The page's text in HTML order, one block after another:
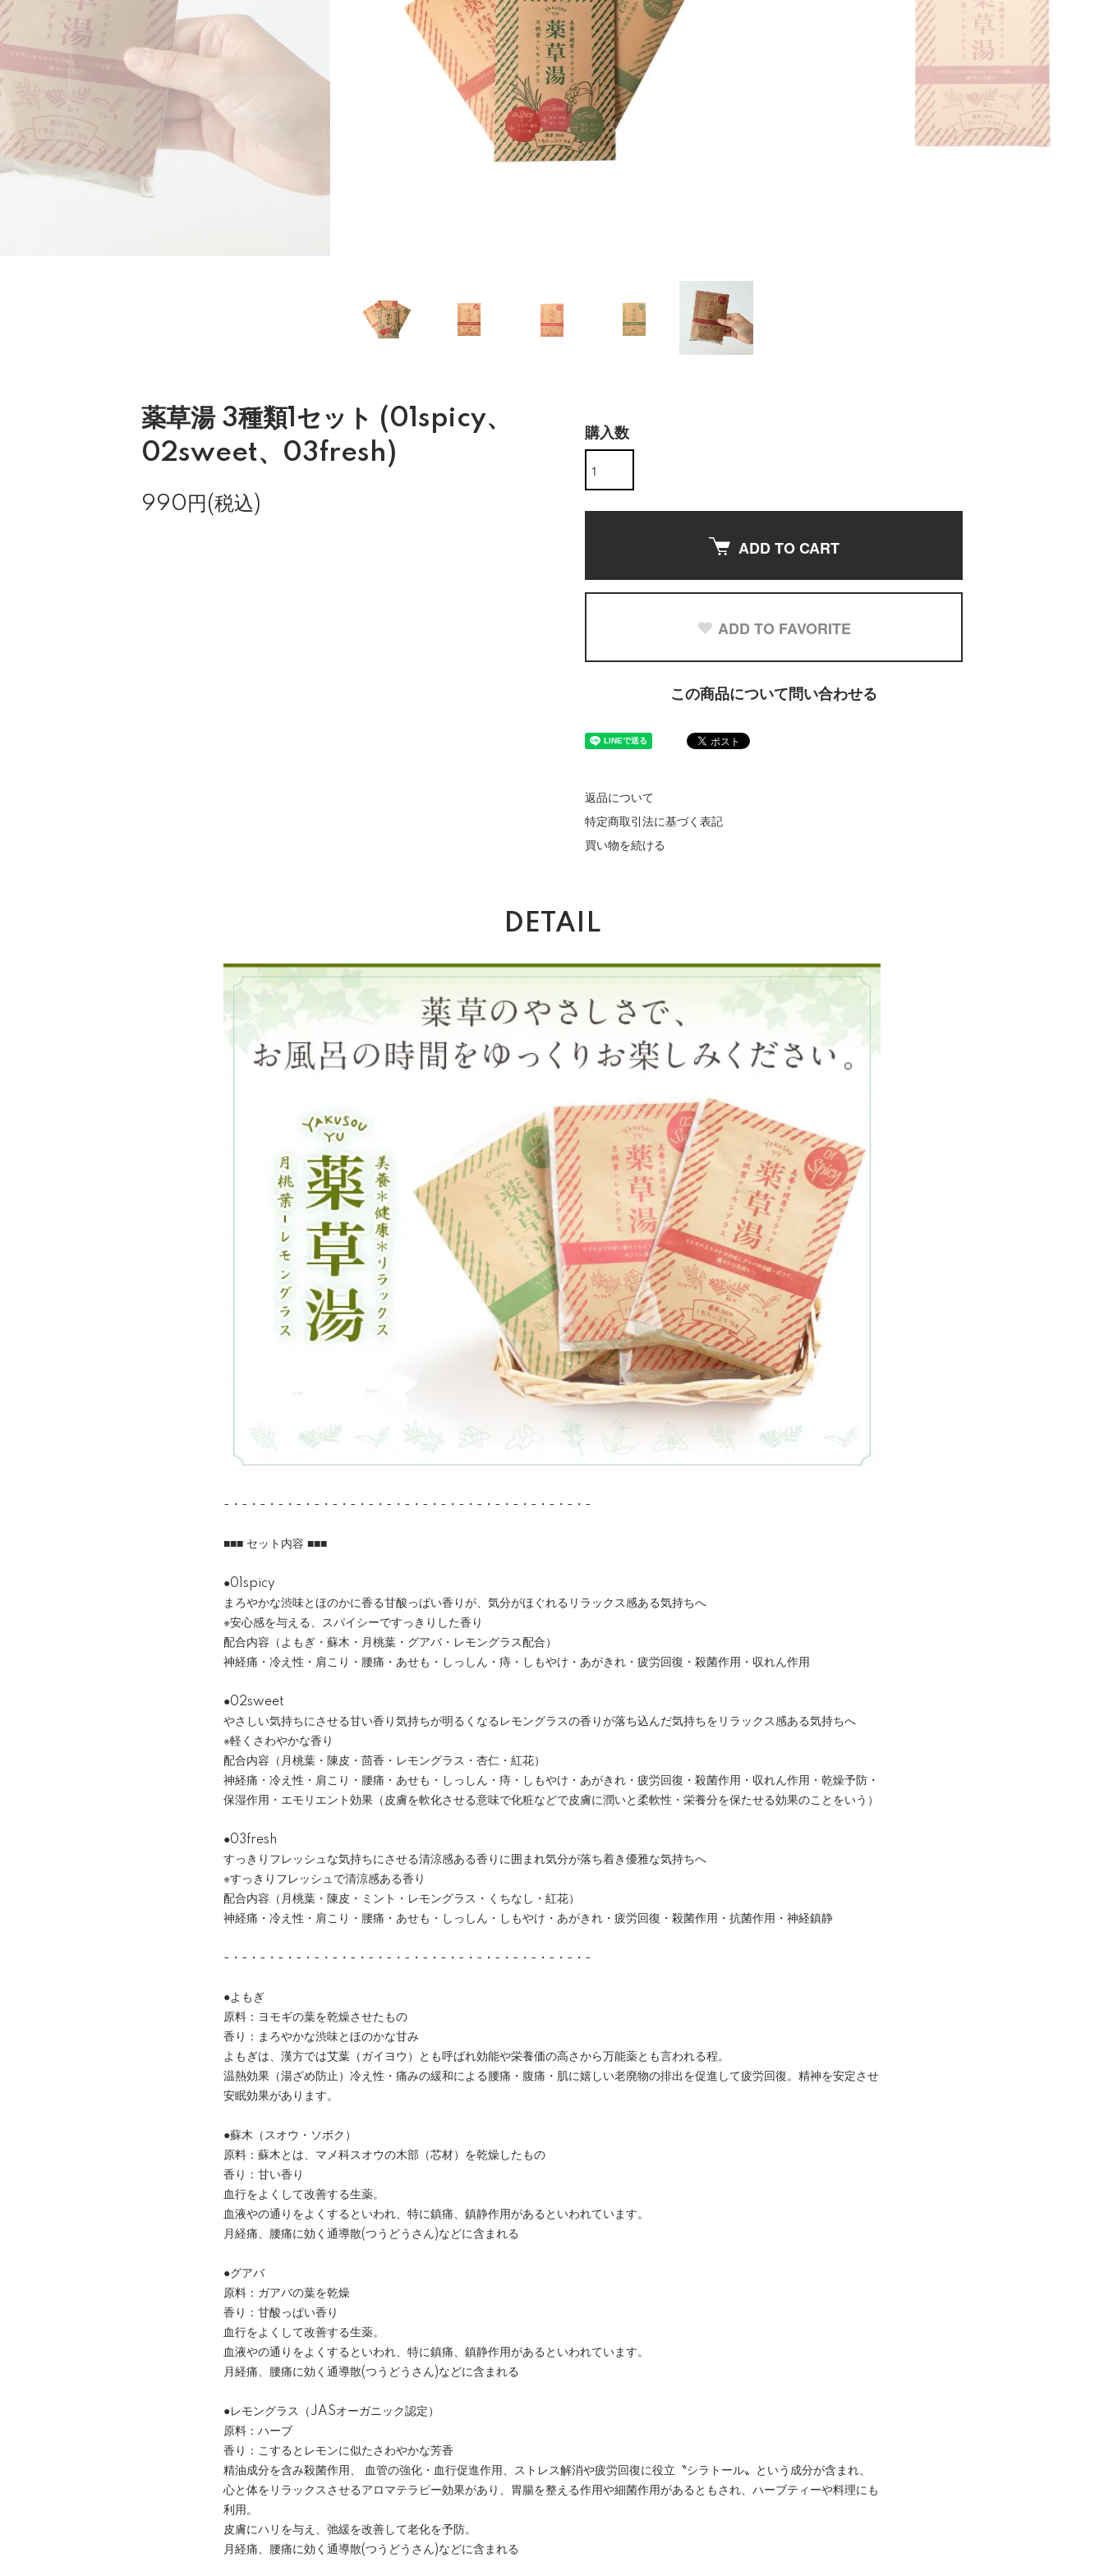
薬草湯 3種類1セット (01spicy、
02sweet、03fresh)
990円(税込)
購入数
ADD TO CART
ADD TO FAVORITE
この商品について問い合わせる
返品について
特定商取引法に基づく表記
買い物を続ける
DETAIL
-・-・-・-・-・-・-・-・-・-・-・-・-・-・-・-・-・-・-・-・-
■■■ セット内容 ■■■
●01spicy
まろやかな渋味とほのかに香る甘酸っぱい香りが、気分がほぐれるリラックス感ある気持ちへ
※安心感を与える、スパイシーですっきりした香り
配合内容（よもぎ・蘇木・月桃葉・グアバ・レモングラス配合）
神経痛・冷え性・肩こり・腰痛・あせも・しっしん・痔・しもやけ・あがきれ・疲労回復・殺菌作用・収れん作用
●02sweet
やさしい気持ちにさせる甘い香り気持ちが明るくなるレモングラスの香りが落ち込んだ気持ちをリラックス感ある気持ちへ
※軽くさわやかな香り
配合内容（月桃葉・陳皮・茴香・レモングラス・杏仁・紅花）
神経痛・冷え性・肩こり・腰痛・あせも・しっしん・痔・しもやけ・あがきれ・疲労回復・殺菌作用・収れん作用・乾燥予防・
保湿作用・エモリエント効果（皮膚を軟化させる意味で化粧などで皮膚に潤いと柔軟性・栄養分を保たせる効果のことをいう）
●03fresh
すっきりフレッシュな気持ちにさせる清涼感ある香りに囲まれ気分が落ち着き優雅な気持ちへ
※すっきりフレッシュで清涼感ある香り
配合内容（月桃葉・陳皮・ミント・レモングラス・くちなし・紅花）
神経痛・冷え性・肩こり・腰痛・あせも・しっしん・しもやけ・あがきれ・疲労回復・殺菌作用・抗菌作用・神経鎮静
-・-・-・-・-・-・-・-・-・-・-・-・-・-・-・-・-・-・-・-・-
●よもぎ
原料：ヨモギの葉を乾燥させたもの
香り：まろやかな渋味とほのかな甘み
よもぎは、漢方では艾葉（ガイヨウ）とも呼ばれ効能や栄養価の高さから万能薬とも言われる程。
温熱効果（湯ざめ防止）冷え性・痛みの緩和による腰痛・腹痛・肌に嬉しい老廃物の排出を促進して疲労回復。精神を安定させ
安眠効果があります。
●蘇木（スオウ・ソボク）
原料：蘇木とは、マメ科スオウの木部（芯材）を乾燥したもの
香り：甘い香り
血行をよくして改善する生薬。
血液やの通りをよくするといわれ、特に鎮痛、鎮静作用があるといわれています。
月経痛、腰痛に効く通導散(つうどうさん)などに含まれる
●グアバ
原料：ガアバの葉を乾燥
香り：甘酸っぱい香り
血行をよくして改善する生薬。
血液やの通りをよくするといわれ、特に鎮痛、鎮静作用があるといわれています。
月経痛、腰痛に効く通導散(つうどうさん)などに含まれる
●レモングラス（JASオーガニック認定）
原料：ハーブ
香り：こするとレモンに似たさわやかな芳香
精油成分を含み殺菌作用、 血管の強化・血行促進作用、ストレス解消や疲労回復に役立〝シラトール〟という成分が含まれ、
心と体をリラックスさせるアロマテラピー効果があり、胃腸を整える作用や細菌作用があるともされ、ハーブティーや料理にも
利用。
皮膚にハリを与え、弛緩を改善して老化を予防。
月経痛、腰痛に効く通導散(つうどうさん)などに含まれる